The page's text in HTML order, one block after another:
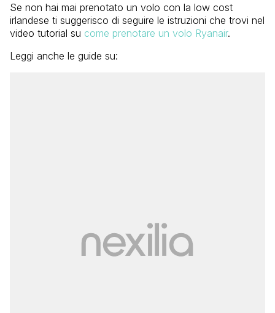
Se non hai mai prenotato un volo con la low cost
irlandese ti suggerisco di seguire le istruzioni che trovi nel
video tutorial su come prenotare un volo Ryanair.
Leggi anche le guide su: